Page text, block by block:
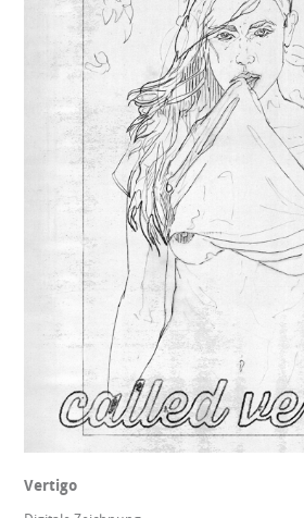
Vertigo